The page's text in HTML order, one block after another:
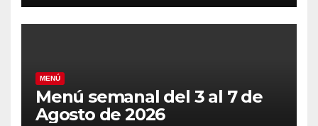
MENÚ
Menú semanal del 3 al 7 de
Agosto de 2026